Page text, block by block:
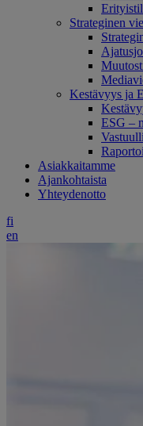
Strateginen
Kestävyys ja
ESG –
Asiakkaitamme
Ajankohtaista
Yhteydenotto
fi
en